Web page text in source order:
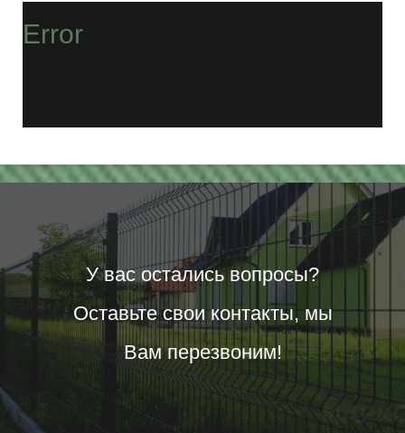
Error
У вас остались вопросы?
Оставьте свои контакты, мы
Вам перезвоним!